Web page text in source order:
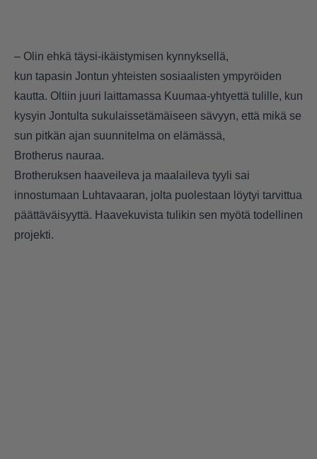
– Olin ehkä täysi-ikäistymisen kynnyksellä,
kun tapasin Jontun yhteisten sosiaalisten ympyröiden
kautta. Oltiin juuri laittamassa Kuumaa-yhtyettä tulille, kun
kysyin Jontulta sukulaissetämäiseen sävyyn, että mikä se
sun pitkän ajan suunnitelma on elämässä,
Brotherus nauraa.
Brotheruksen haaveileva ja maalaileva tyyli sai
innostumaan Luhtavaaran, jolta puolestaan löytyi tarvittua
päättäväisyyttä. Haavekuvista tulikin sen myötä todellinen
projekti.